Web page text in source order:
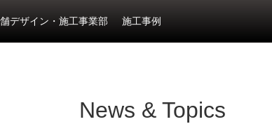
デザイン・施工事業部 施工事例
News & Topics